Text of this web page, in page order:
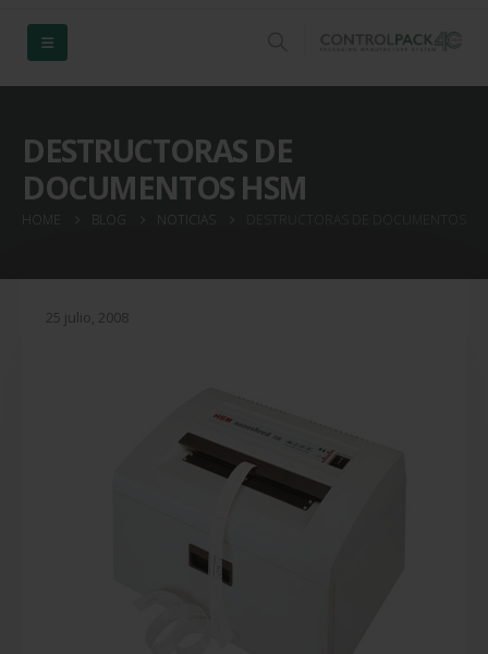
DESTRUCTORAS DE
DOCUMENTOS HSM
HOME BLOG NOTICIAS
25 julio, 2008